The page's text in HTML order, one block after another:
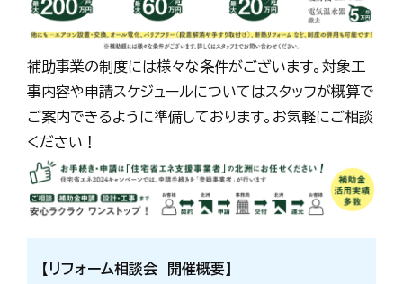
補助事業の制度には様々な条件がございます。対象工
事内容や申請スケジュールについてはスタッフが概算で
ご案内できるように準備しております。お気軽にご相談
ください！
【リフォーム相談会 開催概要】